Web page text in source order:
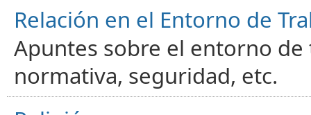
Relación en el Entorno de
Apuntes sobre el entorno
normativa, seguridad, etc.